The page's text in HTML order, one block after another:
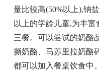
量比较高(50%以上),钠
以上的学龄儿童,为丰
三餐。可以尝试的奶酪
撕奶酪、马苏里拉奶酪
都可以加入餐桌饮食中